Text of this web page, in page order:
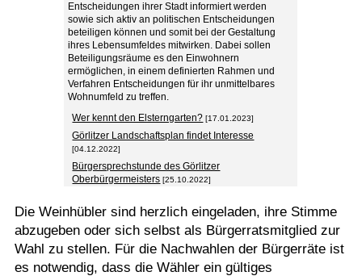
Entscheidungen ihrer Stadt informiert werden
sowie sich aktiv an politischen Entscheidungen
beteiligen können und somit bei der Gestaltung
ihres Lebensumfeldes mitwirken. Dabei sollen
Beteiligungsräume es den Einwohnern
ermöglichen, in einem definierten Rahmen und
Verfahren Entscheidungen für ihr unmittelbares
Wohnumfeld zu treffen.
Wer kennt den Elsterngarten? [17.01.2023]
Görlitzer Landschaftsplan findet Interesse
[04.12.2022]
Bürgersprechstunde des Görlitzer
Oberbürgermeisters [25.10.2022]
Die Weinhübler sind herzlich eingeladen, ihre Stimme
abzugeben oder sich selbst als Bürgerratsmitglied zur
Wahl zu stellen. Für die Nachwahlen der Bürgerräte ist
es notwendig, dass die Wähler ein gültiges